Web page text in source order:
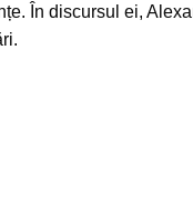
În discursul ei,